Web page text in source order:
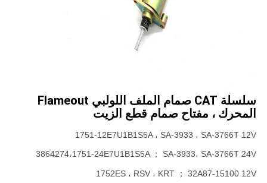
سلسلة CAT صمام الملف اللولبي Flameout
المحرك ، مفتاح صمام قطع الزيت
1751-12E7U1B1S5A ، SA-3933 ، SA-3766T 12V
3864274،1751-24E7U1B1S5A ； SA-3933، SA-3766T 24V
1752ES ، RSV ، KRT ； 32A87-15100 12V